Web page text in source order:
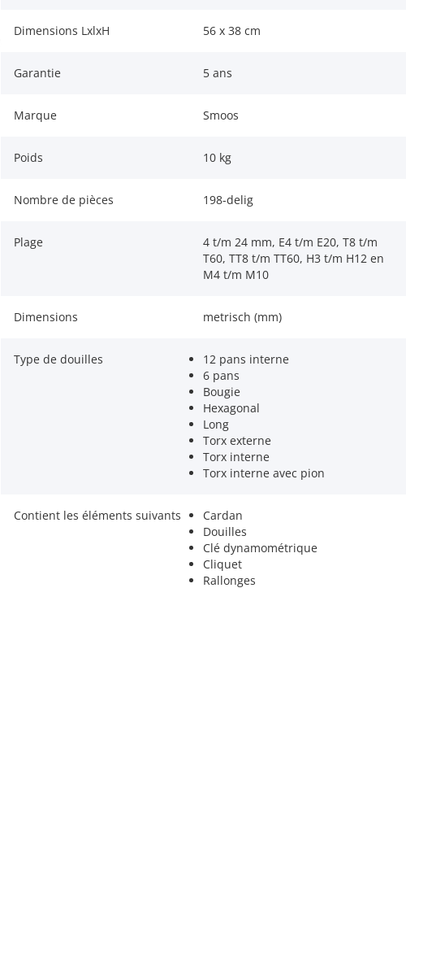
Dimensions LxlxH 56 x 38 cm
Garantie 5 ans
Marque Smoos
Poids 10 kg
Nombre de pièces 198-delig
Plage
4 t/m 24 mm, E4 t/m E20, T8 t/m
T60, TT8 t/m TT60, H3 t/m H12 en
M4 t/m M10
Dimensions metrisch (mm)
Type de douilles
12 pans interne
6 pans
Bougie
Hexagonal
Long
Torx externe
Torx interne
Torx interne avec pion
Contient les éléments suivants
Cardan
Douilles
Clé dynamométrique
Cliquet
Rallonges